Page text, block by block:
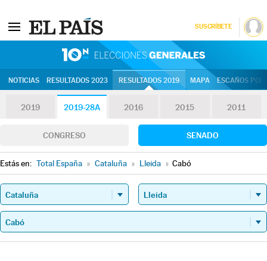
SUSCRÍBETE
NOTICIAS RESULTADOS 2023 RESULTADOS 2019 MAPA ESCAÑOS
2019 2019-28A 2016 2015 2011
CONGRESO SENADO
Estás en: Total España » Cataluña » Lleida » Cabó